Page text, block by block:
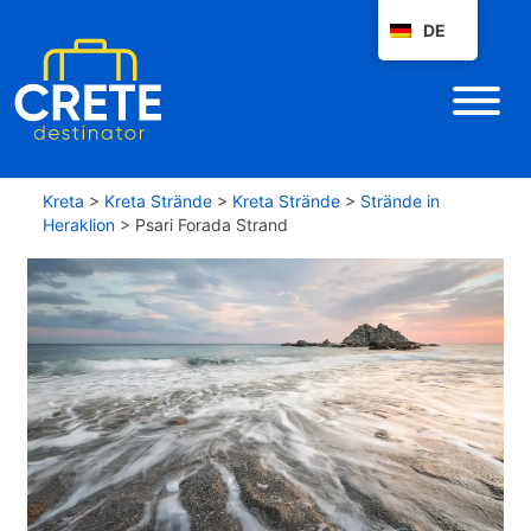
Kreta > Kreta Strände > Kreta Strände > Strände in
Heraklion > Psari Forada Strand
DE